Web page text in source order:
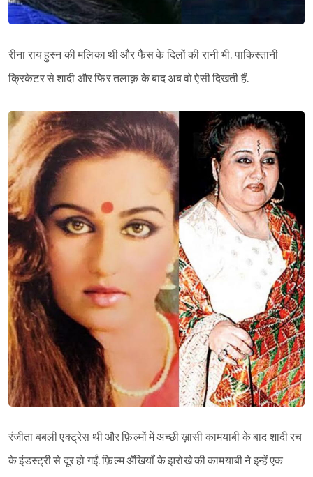
रीना राय हुस्न की मलिका थी और फैंस के दिलों की रानी भी. पाकिस्तानी
क्रिकेटर से शादी और फिर तलाक़ के बाद अब वो ऐसी दिखती हैं.
रंजीता बबली एक्ट्रेस थी और फ़िल्मों में अच्छी ख़ासी कामयाबी के बाद शादी रच
के इंडस्ट्री से दूर हो गईं. फ़िल्म अँखियाँ के झरोखे की कामयाबी ने इन्हें एक